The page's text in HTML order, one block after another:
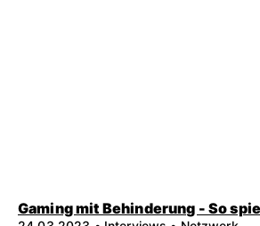
Gaming mit Behinderung - So